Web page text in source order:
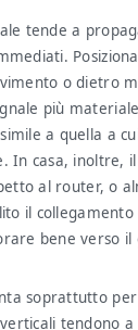
tende a
o dietro
più
a quella a
In casa, inoltre,
al router, o
il collegamento
bene verso il
soprattutto
tendono